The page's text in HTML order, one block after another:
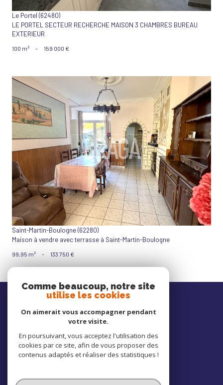
Le Portel (62480)
LE PORTEL SECTEUR RECHERCHE MAISON 3 CHAMBRES BUREAU
EXTERIEUR
100 m² - 159 000 €
VOIR LE BIEN
Saint-Martin-Boulogne (62280)
Maison à vendre avec terrasse à Saint-Martin-Boulogne
99,95 m² - 133 750 €
Nos
Nous
Comme beaucoup, notre site
utilise les cookies
On aimerait vous accompagner pendant
votre visite.
En poursuivant, vous acceptez l'utilisation des
cookies par ce site, afin de vous proposer des
contenus adaptés et réaliser des statistiques !